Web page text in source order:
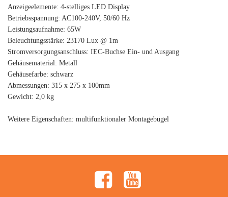
Anzeigeelemente: 4-stelliges LED Display
Betriebsspannung: AC100-240V, 50/60 Hz
Leistungsaufnahme: 65W
Beleuchtungsstärke: 23170 Lux @ 1m
Stromversorgungsanschluss: IEC-Buchse Ein- und Ausgang
Gehäusematerial: Metall
Gehäusefarbe: schwarz
Abmessungen: 315 x 275 x 100mm
Gewicht: 2,0 kg
Weitere Eigenschaften: multifunktionaler Montagebügel